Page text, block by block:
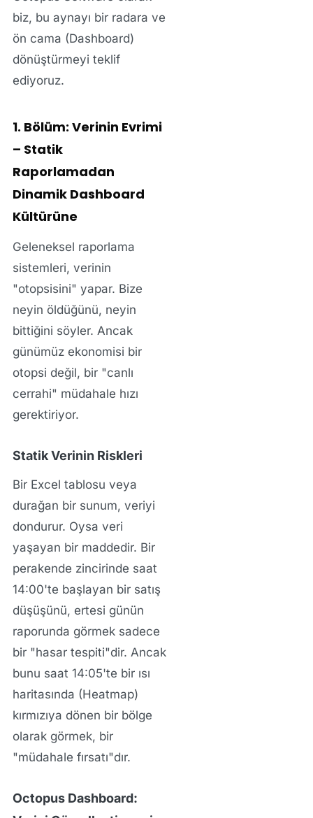
biz, bu aynayı bir radara ve
ön cama (Dashboard)
dönüştürmeyi teklif
ediyoruz.
1. Bölüm: Verinin Evrimi
– Statik
Raporlamadan
Dinamik Dashboard
Kültürüne
Geleneksel raporlama
sistemleri, verinin
"otopsisini" yapar. Bize
neyin öldüğünü, neyin
bittiğini söyler. Ancak
günümüz ekonomisi bir
otopsi değil, bir "canlı
cerrahi" müdahale hızı
gerektiriyor.
Statik Verinin Riskleri
Bir Excel tablosu veya
durağan bir sunum, veriyi
dondurur. Oysa veri
yaşayan bir maddedir. Bir
perakende zincirinde saat
14:00'te başlayan bir satış
düşüşünü, ertesi günün
raporunda görmek sadece
bir "hasar tespiti"dir. Ancak
bunu saat 14:05'te bir ısı
haritasında (Heatmap)
kırmızıya dönen bir bölge
olarak görmek, bir
"müdahale fırsatı"dır.
Octopus Dashboard: